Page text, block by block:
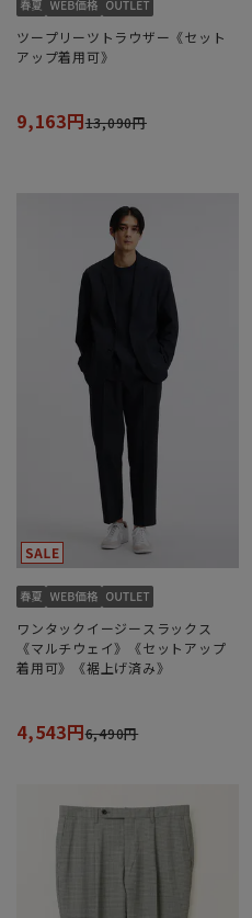
ツープリーツトラウザー《セット
アップ着用可》
9,163円13,090円
ワンタックイージースラックス
《マルチウェイ》《セットアップ
着用可》《裾上げ済み》
4,543円6,490円